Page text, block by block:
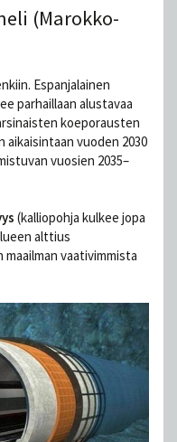
(Marokko-
Espanjalainen
parhaillaan alustavaa
koeporausten
aikaisintaan vuoden 2030
vuosien 2035–
(kalliopohja kulkee jopa
alttius
vaativimmista